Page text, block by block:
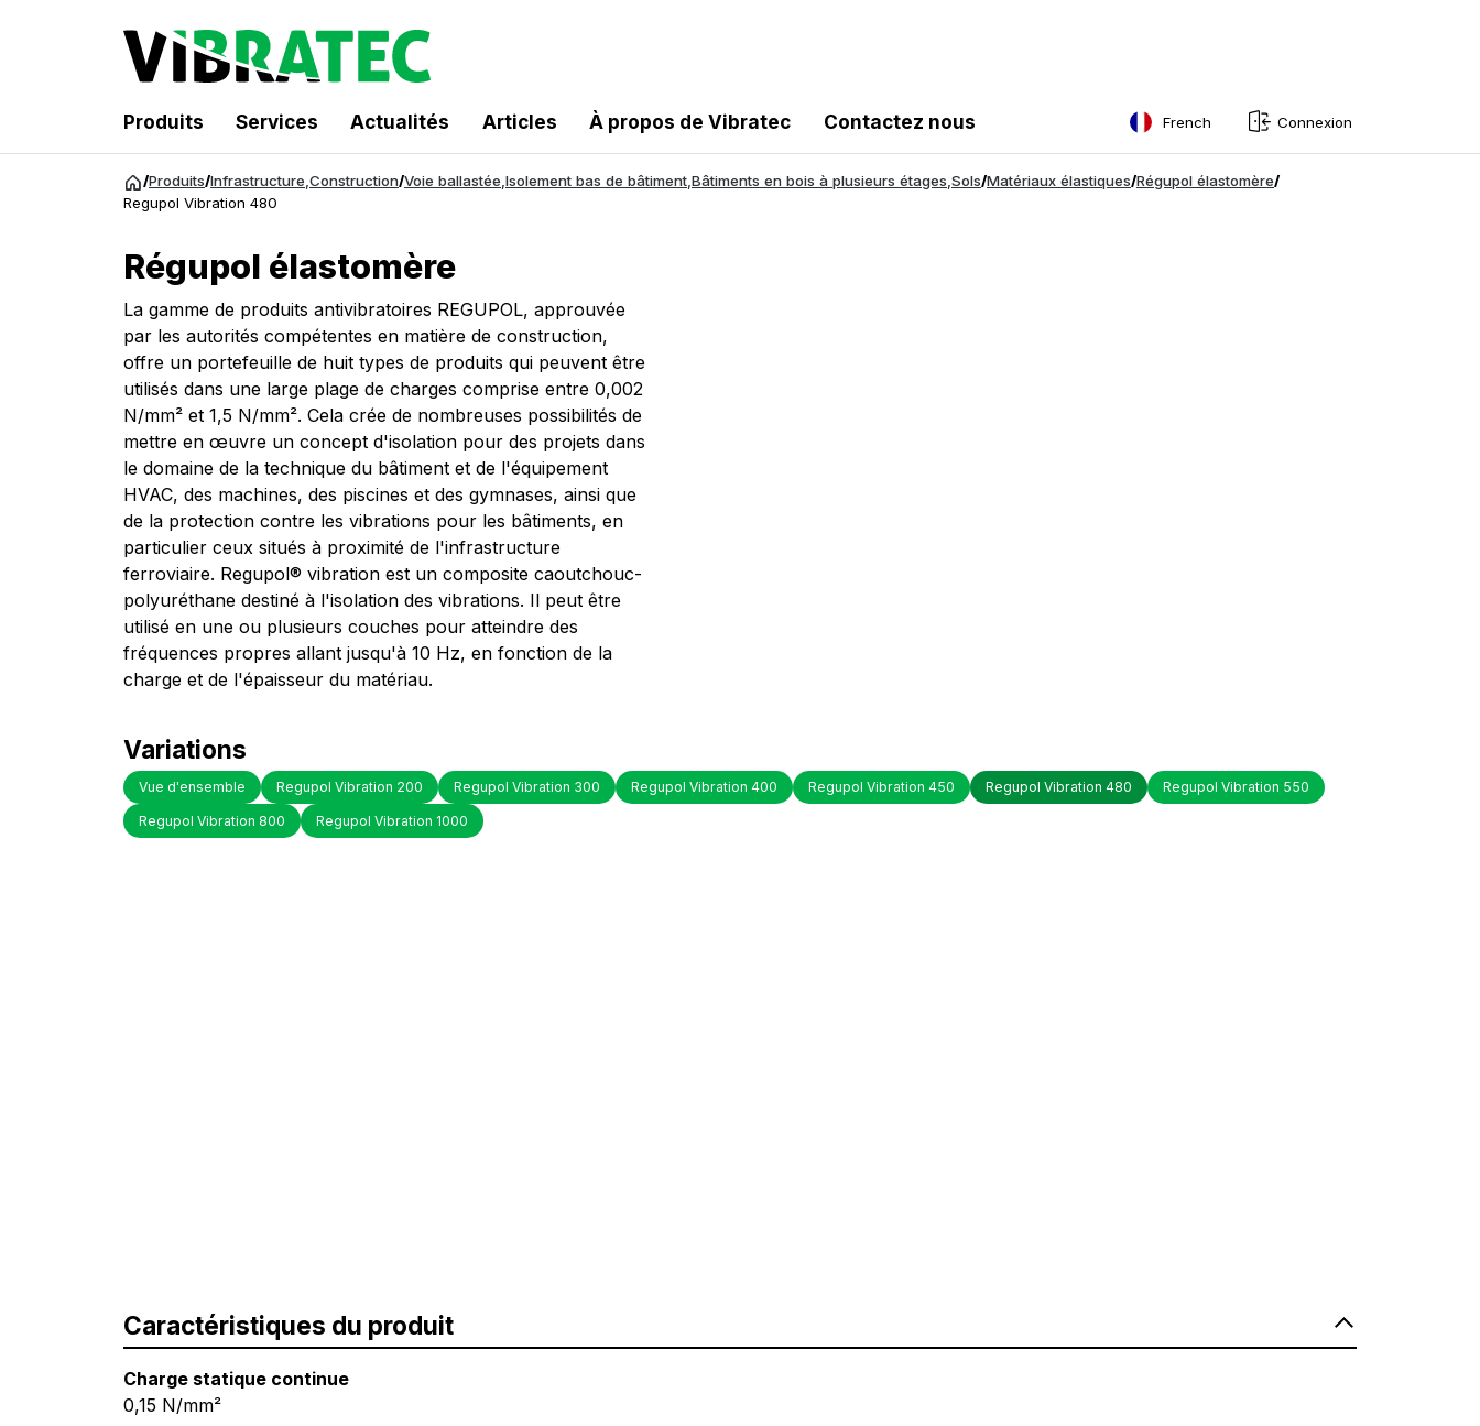
Produits Services Actualités Articles À propos de Vibratec Contactez nous French Connexion
/Produits/Infrastructure,Construction/Voie ballastée,Isolement bas de bâtiment,Bâtiments en bois à plusieurs étages,Sols/Matériaux élastiques/Régupol élastomère/
Regupol Vibration 480
Régupol élastomère
La gamme de produits antivibratoires REGUPOL, approuvée
par les autorités compétentes en matière de construction,
offre un portefeuille de huit types de produits qui peuvent être
utilisés dans une large plage de charges comprise entre 0,002
N/mm² et 1,5 N/mm². Cela crée de nombreuses possibilités de
mettre en œuvre un concept d'isolation pour des projets dans
le domaine de la technique du bâtiment et de l'équipement
HVAC, des machines, des piscines et des gymnases, ainsi que
de la protection contre les vibrations pour les bâtiments, en
particulier ceux situés à proximité de l'infrastructure
ferroviaire. Regupol® vibration est un composite caoutchouc-
polyuréthane destiné à l'isolation des vibrations. Il peut être
utilisé en une ou plusieurs couches pour atteindre des
fréquences propres allant jusqu'à 10 Hz, en fonction de la
charge et de l'épaisseur du matériau.
Variations
Vue d'ensemble Regupol Vibration 200 Regupol Vibration 300 Regupol Vibration 400 Regupol Vibration 450 Regupol Vibration 480 Regupol Vibration 550
Regupol Vibration 800 Regupol Vibration 1000
Caractéristiques du produit
Charge statique continue
0,15 N/mm²